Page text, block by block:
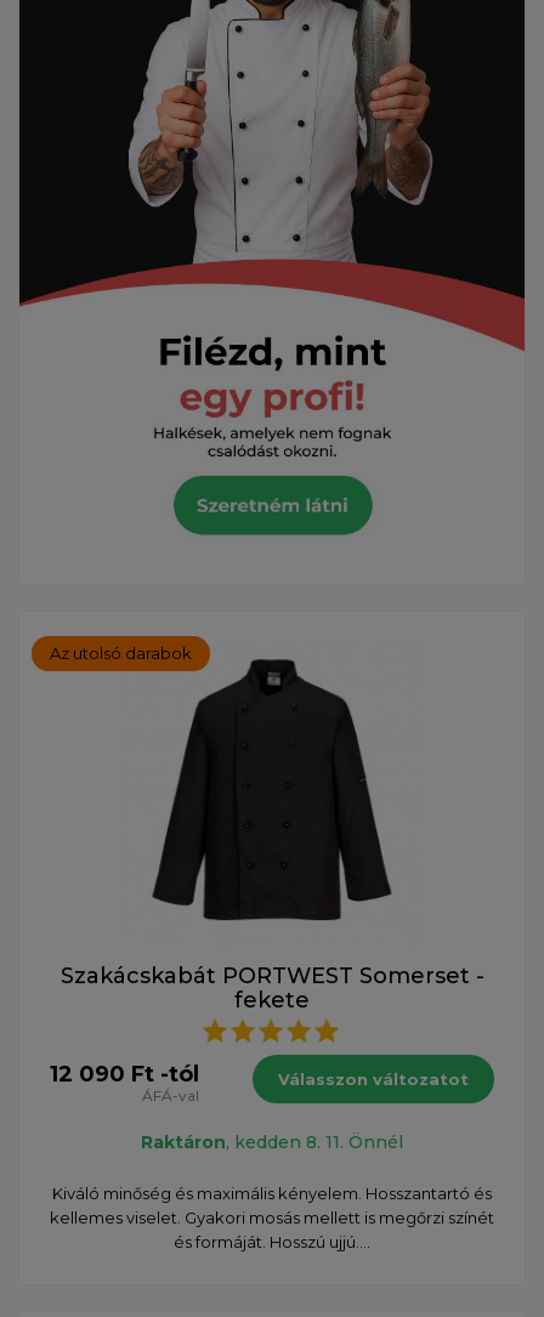
Az utolsó darabok
Szakácskabát PORTWEST Somerset -
fekete
12 090 Ft -tól
ÁFÁ-val
Válasszon változatot
Raktáron, kedden 8. 11. Önnél
Kiváló minőség és maximális kényelem. Hosszantartó és
kellemes viselet. Gyakori mosás mellett is megőrzi színét
és formáját. Hosszú ujjú....